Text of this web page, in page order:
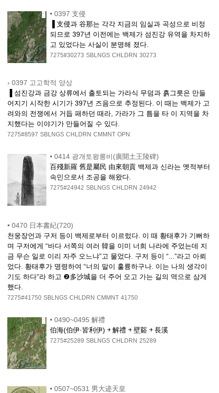
• 0397 支侵
▐ 支侵과 谷那는 각각 지금의 임실과 곡성으로 비정
되므로 397년 이전에는 백제가 섬진강 유역을 차지하
고 있었다는 사실이 분명해 졌다.
7275#30273 SBLNGS CHLDRN 30273
› 0397 고고학적 양상
▐ 섬진강과 금강 상류에서 출토되는 가라식 무덤과 흙그릇은 만들
어지기 시작한 시기가 397년 즈음으로 추정된다. 이 때는 백제가 고
려와의 전쟁에서 거듭 패하던 때라, 가라가 그 틈을 타 이 지역을 차
지했다는 이야기가 만들어질 수 있다.
7275#8597 SBLNGS CHLDRN CMMNT OPN
• 0414 광개토왕릉비(廣開土王陵碑)
百殘新羅 舊是屬民 由來朝貢 백제과 신라는 옛적부터
속민으로서 조공을 해왔다.
7275#24942 SBLNGS CHLDRN 24942
• 0470 日本書紀(720)
천웅장언과 구저 등이 백제로부터 이르렀다. 이 때 황태후가 기뻐하
며 구저에게 “바다 서쪽의 여러 韓을 이미 너희 나라에 주었는데 지
금 무슨 일로 이리 자주 오느냐”고 물었다. 구저 등이 “...”라고 아뢰
었다. 황태후가 명령하여 “너의 말이 훌륭하구나. 이는 나의 생각이
기도 하다”라 하고 ❷多沙城을 더 주어 오고 가는 길의 역으로 삼게
했다.
7275#41750 SBLNGS CHLDRN CMMNT 41750
• 0490~0495 解禮
伯海(伯伊·皆利伊) ￫ 解禮 ￫ 壁谿 ￫ 長溪
7275#25289 SBLNGS CHLDRN 25289
• 0507~0531 男大迹天皇